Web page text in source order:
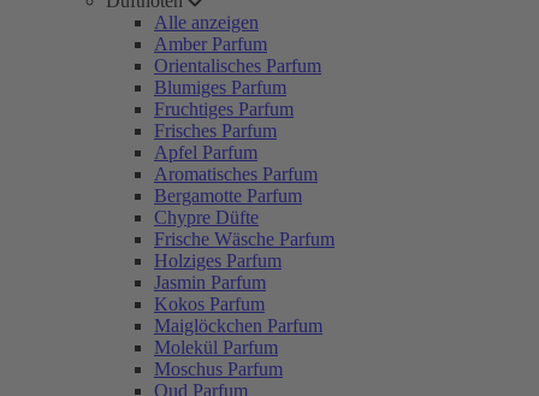
Alle anzeigen
Amber Parfum
Orientalisches Parfum
Blumiges Parfum
Fruchtiges Parfum
Frisches Parfum
Apfel Parfum
Aromatisches Parfum
Bergamotte Parfum
Chypre Düfte
Frische Wäsche Parfum
Holziges Parfum
Jasmin Parfum
Kokos Parfum
Maiglöckchen Parfum
Molekül Parfum
Moschus Parfum
Oud Parfum